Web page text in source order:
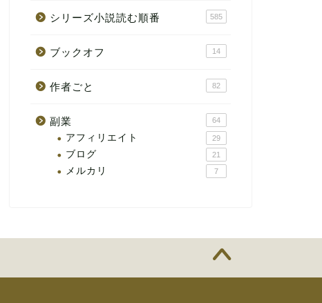
シリーズ小説読む順番 585
ブックオフ 14
作者ごと 82
副業 64
アフィリエイト 29
ブログ 21
メルカリ 7